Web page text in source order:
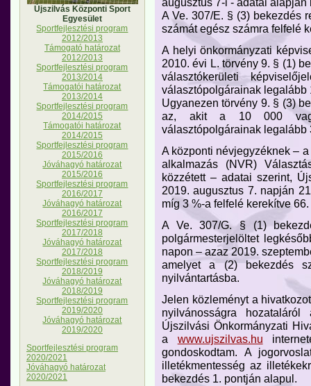
Újszilvás Központi Sport
Egyesület
Sportfejlesztési program
2012/2013
Támogató határozat
2012/2013
Sportfejlesztési program
2013/2014
Támogatói határozat
2013/2014
Sportfejlesztési program
2014/2015
Támogatói határozat
2014/2015
Sportfejlesztési program
2015/2016
Jóváhagyó határozat
2015/2016
Sportfejlesztési program
2016/2017
Jóváhagyó határozat
2016/2017
Sportfejlesztési program
2017/2018
Jóváhagyó határozat
2017/2018
Sportfejlesztési program
2018/2019
Jóváhagyó határozat
2018/2019
Sportfejlesztési program
2019/2020
Jóváhagyó határozat
2019/2020
Sportfejlesztési program
2020/2021
Jóváhagyó határozat
2020/2021
A Ve. 307/E. § (3) bekezdés
számát egész számra felfelé
A helyi önkormányzati
2010. évi L. törvény 9. § (1)
választókerületi
választópolgárainak legalább
Ugyanezen törvény 9. § (3)
az, akit a 10 000
választópolgárainak legalább
A központi névjegyzéknek –
alkalmazás (NVR)
közzétett – adatai szerint,
2019. augusztus 7. napján
míg 3 %-a felfelé kerekítve 66.
A Ve. 307/G. § (1)
polgármesterjelöltet
napon – azaz 2019.
amelyet a (2) bekezdés
nyilvántartásba.
Jelen közleményt a
nyilvánosságra
Újszilvási Önkormányzati
a www.ujszilvas.hu
gondoskodtam. A
illetékmentesség az
bekezdés 1. pontján alapul.